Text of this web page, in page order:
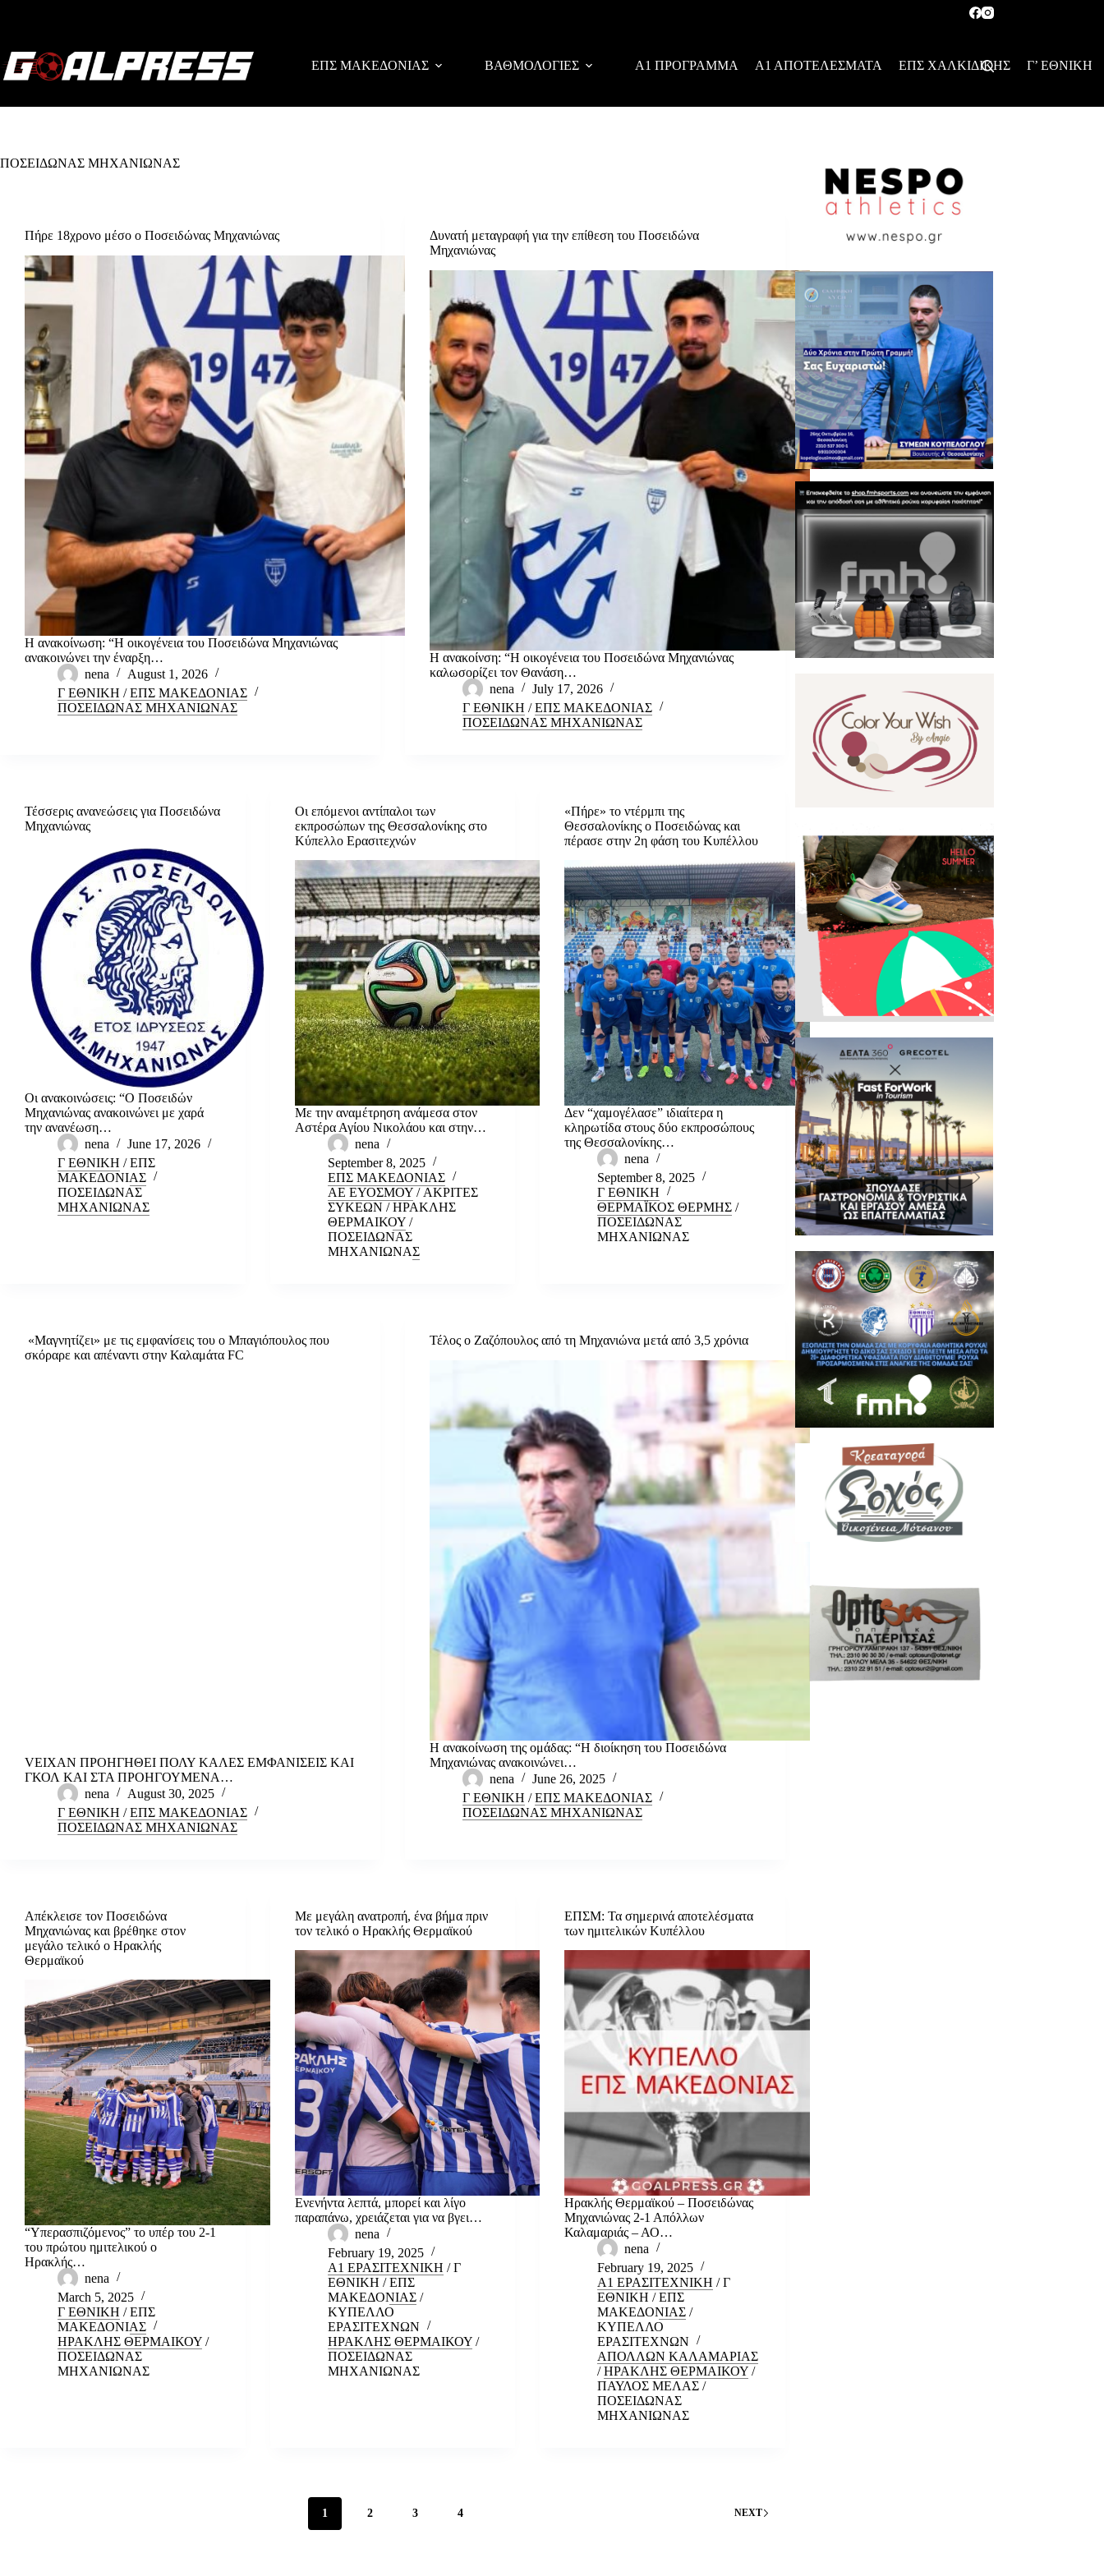
ΕΠΣ ΜΑΚΕΔΟΝΙΑΣ ΒΑΘΜΟΛΟΓΙΕΣ Α1 ΠΡΟΓΡΑΜΜΑ Α1 ΑΠΟΤΕΛΕΣΜΑΤΑ ΕΠΣ ΧΑΛΚΙΔΙΚΗΣ Γ’ ΕΘΝΙΚΗ
ΠΟΣΕΙΔΩΝΑΣ ΜΗΧΑΝΙΩΝΑΣ
Πήρε 18χρονο μέσο ο Ποσειδώνας Μηχανιώνας
Η ανακοίνωση: “Η οικογένεια του Ποσειδώνα Μηχανιώνας
ανακοινώνει την έναρξη…
nena
August 1, 2026
Γ ΕΘΝΙΚΗ /ΕΠΣ ΜΑΚΕΔΟΝΙΑΣ
ΠΟΣΕΙΔΩΝΑΣ ΜΗΧΑΝΙΩΝΑΣ
Δυνατή μεταγραφή για την επίθεση του Ποσειδώνα
Μηχανιώνας
Η ανακοίνση: “Η οικογένεια του Ποσειδώνα Μηχανιώνας
καλωσορίζει τον Θανάση…
nena
July 17, 2026
Γ ΕΘΝΙΚΗ /ΕΠΣ ΜΑΚΕΔΟΝΙΑΣ
ΠΟΣΕΙΔΩΝΑΣ ΜΗΧΑΝΙΩΝΑΣ
Τέσσερις ανανεώσεις για Ποσειδώνα
Μηχανιώνας
Οι ανακοινώσεις: “Ο Ποσειδών
Μηχανιώνας ανακοινώνει με χαρά
την ανανέωση…
nena
June 17, 2026
Γ ΕΘΝΙΚΗ /ΕΠΣ
ΜΑΚΕΔΟΝΙΑΣ
ΠΟΣΕΙΔΩΝΑΣ
ΜΗΧΑΝΙΩΝΑΣ
Οι επόμενοι αντίπαλοι των
εκπροσώπων της Θεσσαλονίκης στο
Κύπελλο Ερασιτεχνών
Με την αναμέτρηση ανάμεσα στον
Αστέρα Αγίου Νικολάου και στην…
nena
September 8, 2025
ΕΠΣ ΜΑΚΕΔΟΝΙΑΣ
ΑΕ ΕΥΟΣΜΟΥ/ ΑΚΡΙΤΕΣ
ΣΥΚΕΩΝ /ΗΡΑΚΛΗΣ
ΘΕΡΜΑΙΚΟΥ/
ΠΟΣΕΙΔΩΝΑΣ
ΜΗΧΑΝΙΩΝΑΣ
«Πήρε» το ντέρμπι της
Θεσσαλονίκης ο Ποσειδώνας και
πέρασε στην 2η φάση του Κυπέλλου
Δεν “χαμογέλασε” ιδιαίτερα η
κληρωτίδα στους δύο εκπροσώπους
της Θεσσαλονίκης…
nena
September 8, 2025
Γ ΕΘΝΙΚΗ
ΘΕΡΜΑΪΚΟΣ ΘΕΡΜΗΣ /
ΠΟΣΕΙΔΩΝΑΣ
ΜΗΧΑΝΙΩΝΑΣ
«Μαγνητίζει» με τις εμφανίσεις του ο Μπαγιόπουλος που
σκόραρε και απέναντι στην Καλαμάτα FC
VΕΙΧΑΝ ΠΡΟΗΓΗΘΕΙ ΠΟΛΥ ΚΑΛΕΣ ΕΜΦΑΝΙΣΕΙΣ ΚΑΙ
ΓΚΟΛ ΚΑΙ ΣΤΑ ΠΡΟΗΓΟΥΜΕΝΑ…
nena
August 30, 2025
Γ ΕΘΝΙΚΗ /ΕΠΣ ΜΑΚΕΔΟΝΙΑΣ
ΠΟΣΕΙΔΩΝΑΣ ΜΗΧΑΝΙΩΝΑΣ
Τέλος ο Ζαζόπουλος από τη Μηχανιώνα μετά από 3,5 χρόνια
Η ανακοίνωση της ομάδας: “H διοίκηση του Ποσειδώνα
Μηχανιώνας ανακοινώνει…
nena
June 26, 2025
Γ ΕΘΝΙΚΗ /ΕΠΣ ΜΑΚΕΔΟΝΙΑΣ
ΠΟΣΕΙΔΩΝΑΣ ΜΗΧΑΝΙΩΝΑΣ
Απέκλεισε τον Ποσειδώνα
Μηχανιώνας και βρέθηκε στον
μεγάλο τελικό ο Ηρακλής
Θερμαϊκού
“Υπερασπιζόμενος” το υπέρ του 2-1
του πρώτου ημιτελικού ο
Ηρακλής…
nena
March 5, 2025
Γ ΕΘΝΙΚΗ /ΕΠΣ
ΜΑΚΕΔΟΝΙΑΣ
ΗΡΑΚΛΗΣ ΘΕΡΜΑΙΚΟΥ /
ΠΟΣΕΙΔΩΝΑΣ
ΜΗΧΑΝΙΩΝΑΣ
Με μεγάλη ανατροπή, ένα βήμα πριν
τον τελικό ο Ηρακλής Θερμαϊκού
Ενενήντα λεπτά, μπορεί και λίγο
παραπάνω, χρειάζεται για να βγει…
nena
February 19, 2025
Α1 ΕΡΑΣΙΤΕΧΝΙΚΗ /Γ
ΕΘΝΙΚΗ /ΕΠΣ
ΜΑΚΕΔΟΝΙΑΣ/
ΚΥΠΕΛΛΟ
ΕΡΑΣΙΤΕΧΝΩΝ
ΗΡΑΚΛΗΣ ΘΕΡΜΑΙΚΟΥ/
ΠΟΣΕΙΔΩΝΑΣ
ΜΗΧΑΝΙΩΝΑΣ
ΕΠΣΜ: Τα σημερινά αποτελέσματα
των ημιτελικών Κυπέλλου
Ηρακλής Θερμαϊκού – Ποσειδώνας
Μηχανιώνας 2-1 Απόλλων
Καλαμαριάς – ΑΟ…
nena
February 19, 2025
Α1 ΕΡΑΣΙΤΕΧΝΙΚΗ /Γ
ΕΘΝΙΚΗ /ΕΠΣ
ΜΑΚΕΔΟΝΙΑΣ /
ΚΥΠΕΛΛΟ
ΕΡΑΣΙΤΕΧΝΩΝ
ΑΠΟΛΛΩΝ ΚΑΛΑΜΑΡΙΑΣ
/ΗΡΑΚΛΗΣ ΘΕΡΜΑΙΚΟΥ /
ΠΑΥΛΟΣ ΜΕΛΑΣ /
ΠΟΣΕΙΔΩΝΑΣ
ΜΗΧΑΝΙΩΝΑΣ
1 2 3 4 NEXT